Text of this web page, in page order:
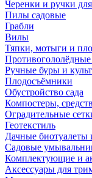
Черенки и ручки
Пилы садовые
Грабли
Вилы
Тяпки, мотыги и
Противогололёдные
Ручные буры и
Плодосъёмники
Обустройство сада
Компостеры,
Оградительные
Геотекстиль
Дачные биотуалеты
Садовые
Комплектующие и
Аксессуары для